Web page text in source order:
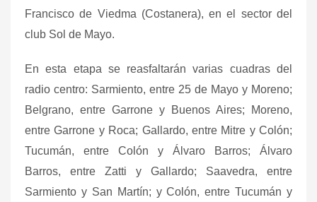
Francisco de Viedma (Costanera), en el sector del
club Sol de Mayo.
En esta etapa se reasfaltarán varias cuadras del
radio centro: Sarmiento, entre 25 de Mayo y Moreno;
Belgrano, entre Garrone y Buenos Aires; Moreno,
entre Garrone y Roca; Gallardo, entre Mitre y Colón;
Tucumán, entre Colón y Álvaro Barros; Álvaro
Barros, entre Zatti y Gallardo; Saavedra, entre
Sarmiento y San Martín; y Colón, entre Tucumán y